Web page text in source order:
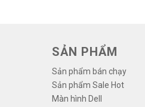
SẢN PHẨM
Sản phẩm bán chạy
Sản phẩm Sale Hot
Màn hình Dell